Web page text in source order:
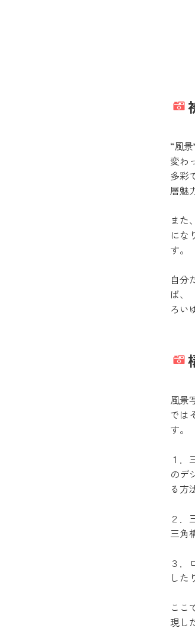
“風
変わ
多彩
層魅
また
にな
す。
自分
ば、
ろい
風景
では
す。
１
のデ
る方
２．
三角
３．
した
ここ
現し